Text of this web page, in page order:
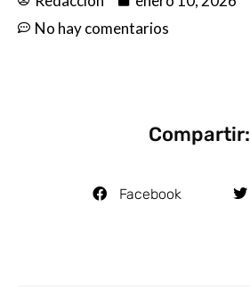
No hay comentarios
Compartir:
Facebook